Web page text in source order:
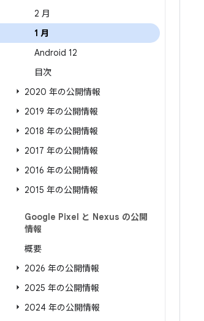
2 月
1 月
Android 12
目次
2020 年の公開情報
2019 年の公開情報
2018 年の公開情報
2017 年の公開情報
2016 年の公開情報
2015 年の公開情報
Google Pixel と Nexus の公開
情報
概要
2026 年の公開情報
2025 年の公開情報
2024 年の公開情報